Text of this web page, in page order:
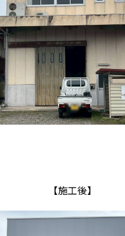
【施工後】